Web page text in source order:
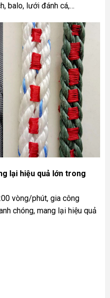
balo, lưới đánh cá,…
lại hiệu quả lớn trong
vòng/phút, gia công
chóng, mang lại hiệu quả